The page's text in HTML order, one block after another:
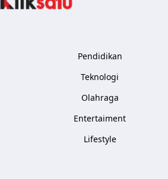
Pendidikan
Teknologi
Olahraga
Entertaiment
Lifestyle